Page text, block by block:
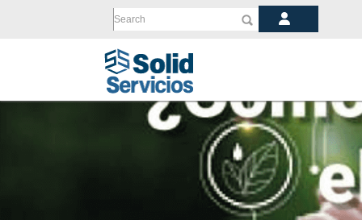
Search